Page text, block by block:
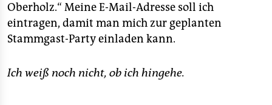
Oberholz.“ Meine E-Mail-Adresse soll ich
eintragen, damit man mich zur geplanten
Stammgast-Party einladen kann.
Ich weiß noch nicht, ob ich hingehe.